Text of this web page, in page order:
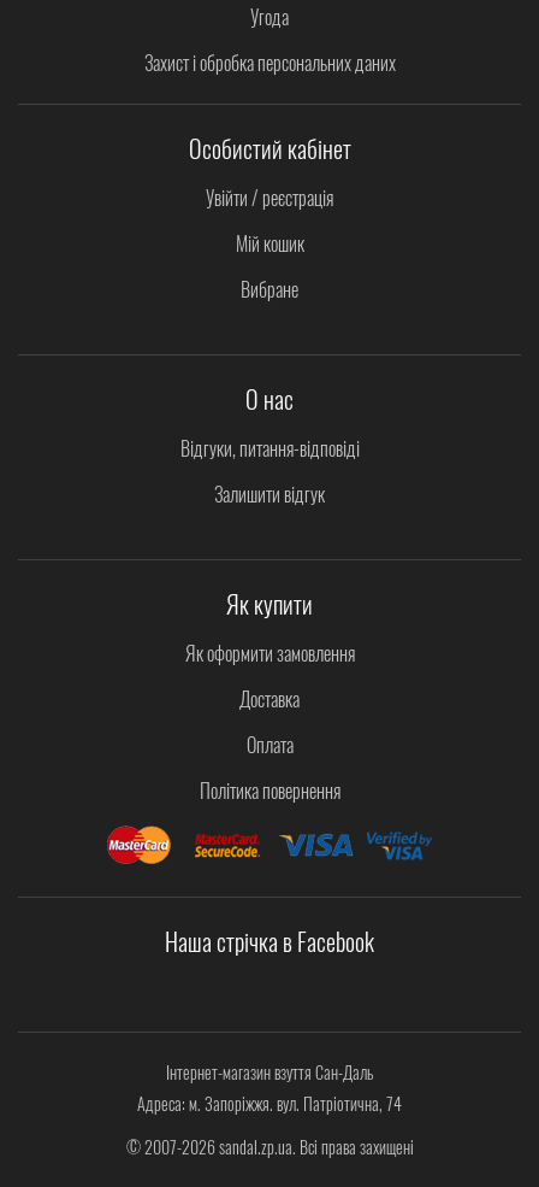
Угода
Захист і обробка персональних даних
Особистий кабінет
Увійти / реєстрація
Мій кошик
Вибране
О нас
Відгуки, питання-відповіді
Залишити відгук
Як купити
Як оформити замовлення
Доставка
Оплата
Політика повернення
Наша стрічка в Facebook
Інтернет-магазин взуття Сан-Даль
Адреса: м. Запоріжжя. вул. Патріотична, 74
© 2007-2026 sandal.zp.ua. Всі права захищені